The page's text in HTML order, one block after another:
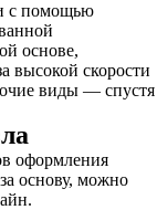
с помощью
основе,
высокой скорости
виды — спустя
оформления
основу, можно